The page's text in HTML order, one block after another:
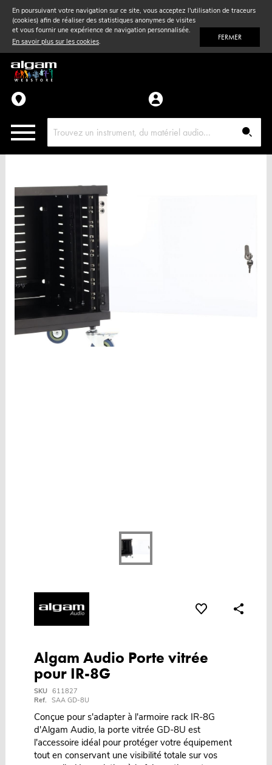
En poursuivant votre navigation sur ce site, vous acceptez l'utilisation de traceurs
(cookies) afin de réaliser des statistiques anonymes de visites
et vous fournir une expérience de navigation personnalisée.
En savoir plus sur les cookies. FERMER
Vent& Violon
Accessoires
Pièces détachées
Algam Audio Porte vitrée
pour IR-8G
SKU 611827
Ref. SAA GD-8U
Conçue pour s'adapter à l'armoire rack IR-8G
d'Algam Audio, la porte vitrée GD-8U est
l'accessoire idéal pour protéger votre équipement
tout en conservant une visibilité totale sur vos